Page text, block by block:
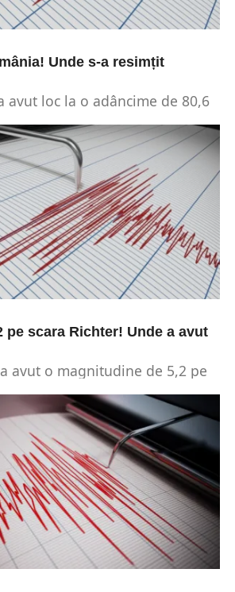
Unde s-a resimțit
avut loc la o adâncime de 80,6
pe scara Richter! Unde a avut
avut o magnitudine de 5,2 pe